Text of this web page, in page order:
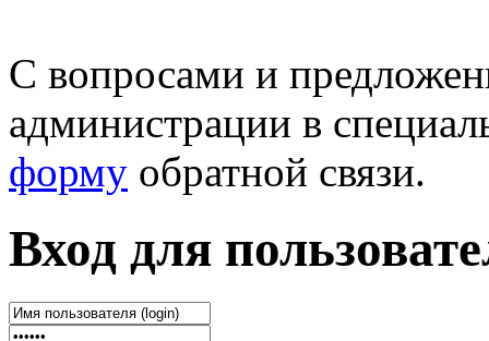
С вопросами и
администрации в
форму обратной связи.
Вход для